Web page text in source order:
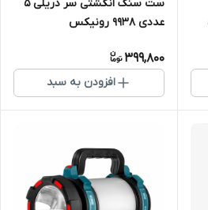
ست سنگ انگشتی سر دریلی 5
عددی 9938 رونیکس
399,800
افزودن به سبد